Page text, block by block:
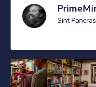
Sint Pancras